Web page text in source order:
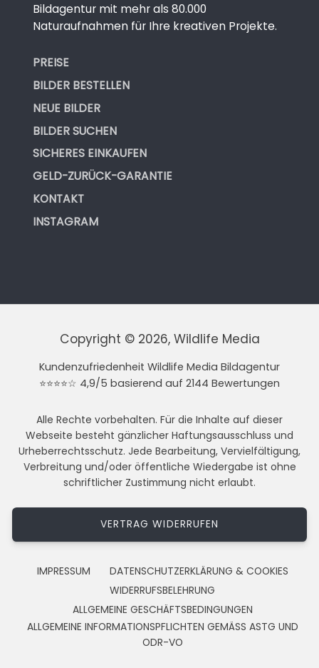
Bildagentur mit mehr als 80.000
Naturaufnahmen für Ihre kreativen Projekte.
PREISE
BILDER BESTELLEN
NEUE BILDER
BILDER SUCHEN
SICHERES EINKAUFEN
GELD-ZURÜCK-GARANTIE
KONTAKT
INSTAGRAM
Copyright © 2026, Wildlife Media
Kundenzufriedenheit Wildlife Media Bildagentur
⭐⭐⭐⭐☆ 4,9/5 basierend auf 2144 Bewertungen
Alle Rechte vorbehalten. Für die Inhalte auf dieser
Webseite besteht gänzlicher Haftungsausschluss und
Urheberrechtsschutz. Jede Bearbeitung, Vervielfältigung,
Verbreitung und/oder öffentliche Wiedergabe ist ohne
schriftlicher Zustimmung nicht erlaubt.
VERTRAG WIDERRUFEN
IMPRESSUM
DATENSCHUTZERKLÄRUNG & COOKIES
WIDERRUFSBELEHRUNG
ALLGEMEINE GESCHÄFTSBEDINGUNGEN
ALLGEMEINE INFORMATIONSPFLICHTEN GEMÄSS ASTG UND
ODR-VO